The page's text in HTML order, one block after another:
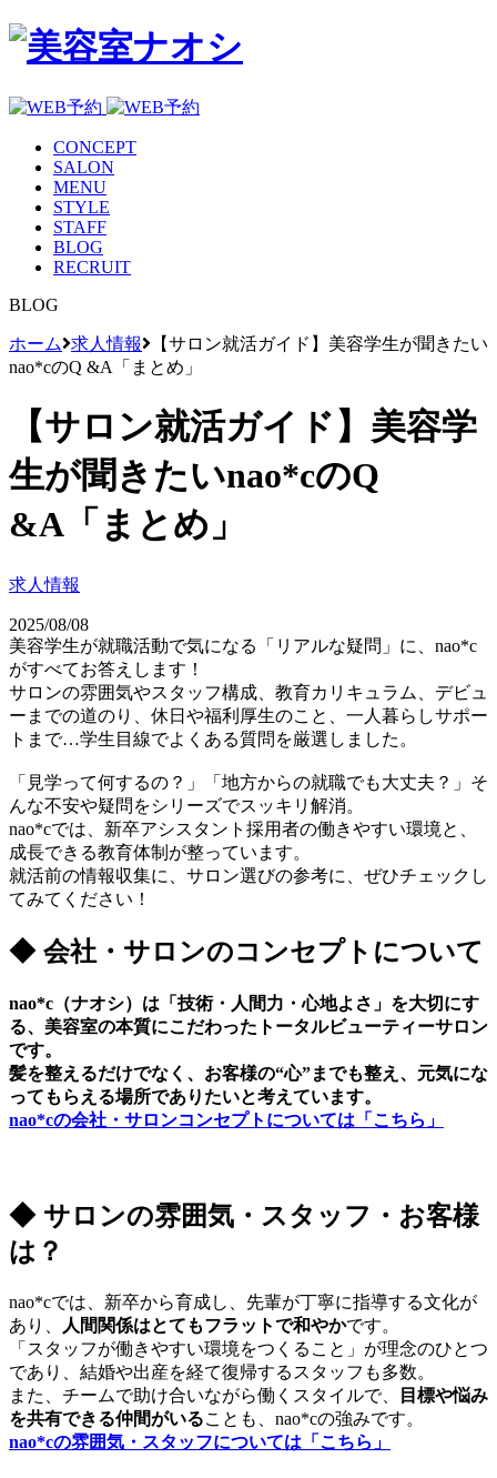
CONCEPT
SALON
MENU
STYLE
STAFF
BLOG
RECRUIT
BLOG
ホーム 求人情報
【サロン就活ガイド】美容学生が聞きたい
nao*cのQ &A「まとめ」
【サロン就活ガイド】美容学
生が聞きたいnao*cのQ
&A「まとめ」
求人情報
2025/08/08
美容学生が就職活動で気になる「リアルな疑問」に、nao*c
がすべてお答えします！
サロンの雰囲気やスタッフ構成、教育カリキュラム、デビュ
ーまでの道のり、休日や福利厚生のこと、一人暮らしサポー
トまで…学生目線でよくある質問を厳選しました。
「見学って何するの？」「地方からの就職でも大丈夫？」そ
んな不安や疑問をシリーズでスッキリ解消。
nao*cでは、新卒アシスタント採用者の働きやすい環境と、
成長できる教育体制が整っています。
就活前の情報収集に、サロン選びの参考に、ぜひチェックし
てみてください！
◆ 会社・サロンのコンセプトについて
nao*c（ナオシ）は「技術・人間力・心地よさ」を大切にす
る、美容室の本質にこだわったトータルビューティーサロン
です。
髪を整えるだけでなく、お客様の“心”までも整え、元気にな
ってもらえる場所でありたいと考えています。
nao*cの会社・サロンコンセプトについては「こちら」
◆ サロンの雰囲気・スタッフ・お客様
は？
nao*cでは、新卒から育成し、先輩が丁寧に指導する文化が
あり、
人間関係はとてもフラットで和やかです。
「スタッフが働きやすい環境をつくること」が理念のひとつ
であり、結婚や出産を経て復帰するスタッフも多数。
また、チームで助け合いながら働くスタイルで、
目標や悩み
を共有できる仲間がいることも、nao*cの強みです。
nao*cの雰囲気・スタッフについては「こちら」